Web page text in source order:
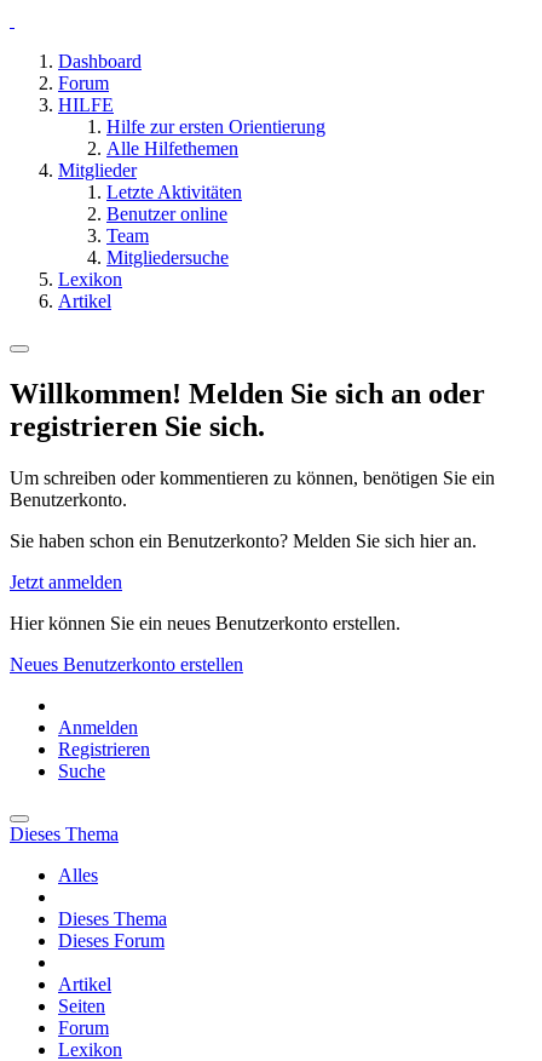
Dashboard
Forum
HILFE
Hilfe zur ersten Orientierung
Alle Hilfethemen
Mitglieder
Letzte Aktivitäten
Benutzer online
Team
Mitgliedersuche
Lexikon
Artikel
Willkommen! Melden Sie sich an oder
registrieren Sie sich.
Um schreiben oder kommentieren zu können, benötigen Sie ein
Benutzerkonto.
Sie haben schon ein Benutzerkonto? Melden Sie sich hier an.
Jetzt anmelden
Hier können Sie ein neues Benutzerkonto erstellen.
Neues Benutzerkonto erstellen
Anmelden
Registrieren
Suche
Dieses Thema
Alles
Dieses Thema
Dieses Forum
Artikel
Seiten
Forum
Lexikon